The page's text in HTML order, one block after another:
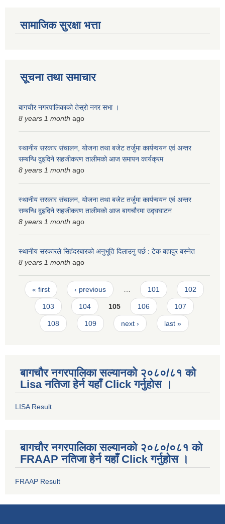
सामाजिक सुरक्षा भत्ता
सूचना तथा समाचार
बागचौर नगरपालिकाको तेस्रो नगर सभा ।
8 years 1 month ago
स्थानीय सरकार संचालन, योजना तथा बजेट तर्जुमा कार्यन्वयन एवं अन्तर
सम्बन्धि दुइदिने सहजीकरण तालीमको आज समापन कार्यक्रम
8 years 1 month ago
स्थानीय सरकार संचालन, योजना तथा बजेट तर्जुमा कार्यन्वयन एवं अन्तर
सम्बन्धि दुइदिने सहजीकरण तालीमको आज बागचौरमा उद्घघाटन
8 years 1 month ago
स्थानीय सरकारले सिहंदरबारको अनुभूति दिलाउनु पर्छ : टेक बहादुर बस्नेत
8 years 1 month ago
Pages
« first ‹ previous … 101 102
103 104 105 106 107
108 109 next › last »
बागचौर नगरपालिका सल्यानको २०८०/८१ को
Lisa नतिजा हेर्न यहाँ Click गर्नुहोस ।
LISA Result
बागचौर नगरपालिका सल्यानको २०८०/०८१ को
FRAAP नतिजा हेर्न यहाँ Click गर्नुहोस ।
FRAAP Result